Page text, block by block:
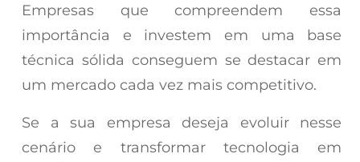
Empresas que compreendem essa
importância e investem em uma base
técnica sólida conseguem se destacar em
um mercado cada vez mais competitivo.
Se a sua empresa deseja evoluir nesse
cenário e transformar tecnologia em